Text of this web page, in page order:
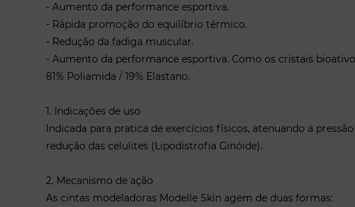
- Aumento da performance esportiva.
- Rápida promoção do equilíbrio térmico.
- Redução da fadiga muscular.
- Aumento da performance esportiva. Como os cristais
81% Poliamida / 19% Elastano.
1. Indicações de uso
Indicada para pratica de exercícios físicos, atenuando a
redução das celulites (Lipodistrofia Ginóide).
2. Mecanismo de ação
As cintas modeladoras Modelle Skin agem de duas formas: